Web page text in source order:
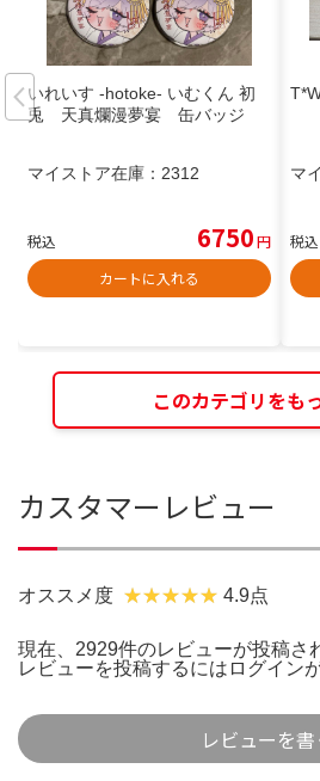
いれいす -hotoke- いむくん 初
兎 天真爛漫夢宴 缶バッジ
マイストア在庫： 2312
税込 6750円
カートに入れる
マ
税込
このカテゴリをも
カスタマーレビュー
オススメ度 4.9点
現在、2929件のレビューが投稿さ
レビューを投稿するには ログイン
レビューを書